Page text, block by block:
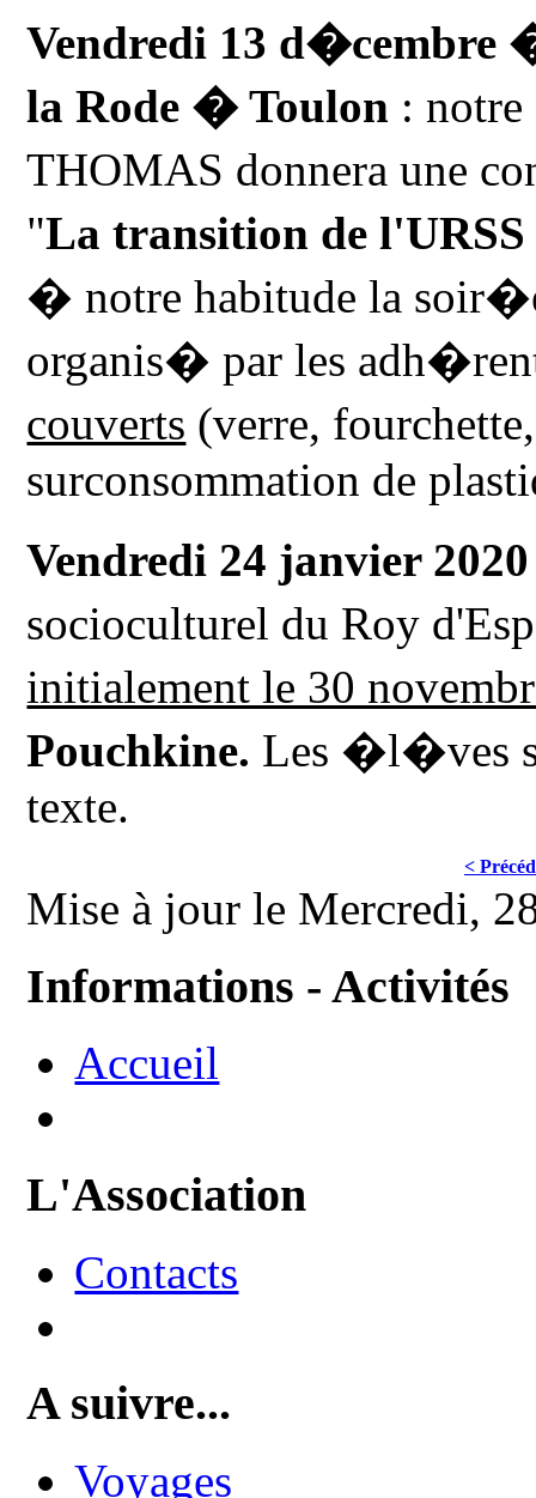
Vendredi 13 d�cembre
la Rode � Toulon :
THOMAS donnera une
"La transition de
� notre habitude la
organis� par les
couverts (verre,
surconsommation de
Vendredi 24 janvier
socioculturel du Roy
initialement le 30
Pouchkine. Les �l�ves
texte.
<
Mise à jour le Mercredi,
Informations - Activités
Accueil
L'Association
Contacts
A suivre...
Voyages